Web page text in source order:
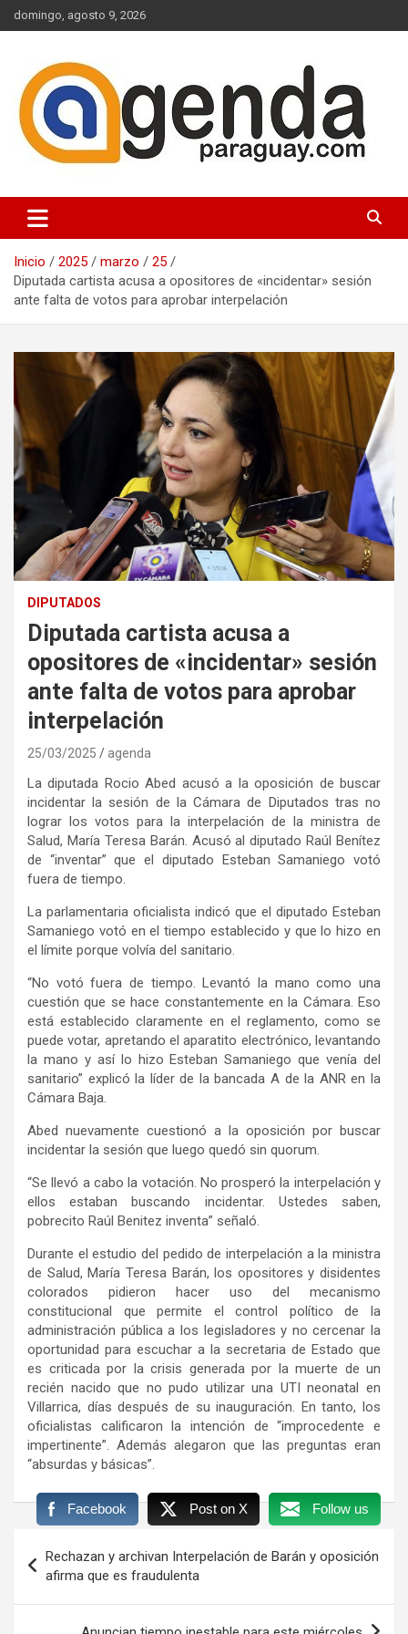
Saltar
al
domingo, agosto 9, 2026
Agenda Paraguay
Inicio 2025 marzo
25
Diputada cartista acusa a opositores de «incidentar» sesión
ante falta de votos para aprobar interpelación
DIPUTADOS
Diputada cartista acusa a
opositores de «incidentar» sesión
ante falta de votos para aprobar
interpelación
25/03/2025 agenda
La diputada Rocio Abed acusó a la oposición de buscar
incidentar la sesión de la Cámara de Diputados tras no
lograr los votos para la interpelación de la ministra de
Salud, María Teresa Barán. Acusó al diputado Raúl Benítez
de “inventar” que el diputado Esteban Samaniego votó
fuera de tiempo.
La parlamentaria oficialista indicó que el diputado Esteban
Samaniego votó en el tiempo establecido y que lo hizo en
el límite porque volvía del sanitario.
“No votó fuera de tiempo. Levantó la mano como una
cuestión que se hace constantemente en la Cámara. Eso
está establecido claramente en el reglamento, como se
puede votar, apretando el aparatito electrónico, levantando
la mano y así lo hizo Esteban Samaniego que venía del
sanitario” explicó la líder de la bancada A de la ANR en la
Cámara Baja.
Abed nuevamente cuestionó a la oposición por buscar
incidentar la sesión que luego quedó sin quorum.
“Se llevó a cabo la votación. No prosperó la interpelación y
ellos estaban buscando incidentar. Ustedes saben,
pobrecito Raúl Benitez inventa” señaló.
Durante el estudio del pedido de interpelación a la ministra
de Salud, María Teresa Barán, los opositores y disidentes
colorados pidieron hacer uso del mecanismo
constitucional que permite el control político de la
administración pública a los legisladores y no cercenar la
oportunidad para escuchar a la secretaria de Estado que
es criticada por la crisis generada por la muerte de un
recién nacido que no pudo utilizar una UTI neonatal en
Villarrica, días después de su inauguración. En tanto, los
oficialistas calificaron la intención de “improcedente e
impertinente”. Además alegaron que las preguntas eran
“absurdas y básicas”.
Facebook Post on X Follow us
de
entradas
Rechazan y archivan Interpelación de Barán y oposición
afirma que es fraudulenta